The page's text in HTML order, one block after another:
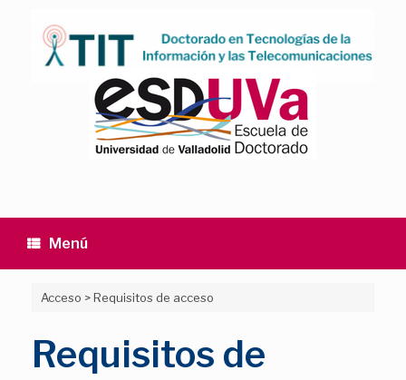
contenido
Menú
Acceso >Requisitos de acceso
Requisitos de